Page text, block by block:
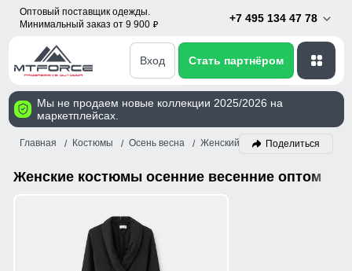
Оптовый поставщик одежды.
Минимальный заказ от 9 900 p
+7 495 134 47 78
Вход Стать партнёром
Мы не продаем новые коллекции 2025/2026 на
маркетплейсах.
Главная Костюмы Осень весна Женский Поделиться
Женские костюмы осенние весенние оптом